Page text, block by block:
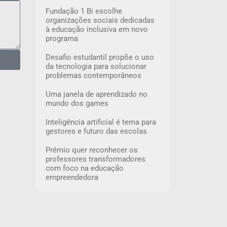
Fundação 1 Bi escolhe
organizações sociais dedicadas
à educação inclusiva em novo
programa
Desafio estudantil propõe o uso
da tecnologia para solucionar
problemas contemporâneos
Uma janela de aprendizado no
mundo dos games
Inteligência artificial é tema para
gestores e futuro das escolas
Prêmio quer reconhecer os
professores transformadores
com foco na educação
empreendedora